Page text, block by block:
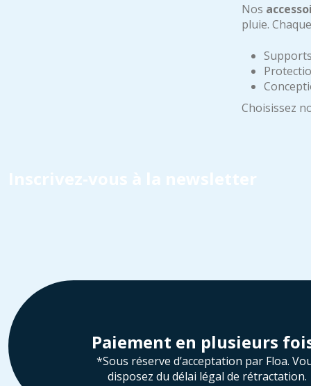
Nos
pluie.
Choisissez
Inscrivez-vous à la newsletter
Paiement en plusieurs
*Sous réserve d’acceptation par Floa.
disposez du délai légal de rétractation.